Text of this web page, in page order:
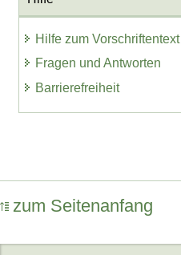
Hilfe zum Vorschriftentext
Fragen und Antworten
Barrierefreiheit
zum Seitenanfang